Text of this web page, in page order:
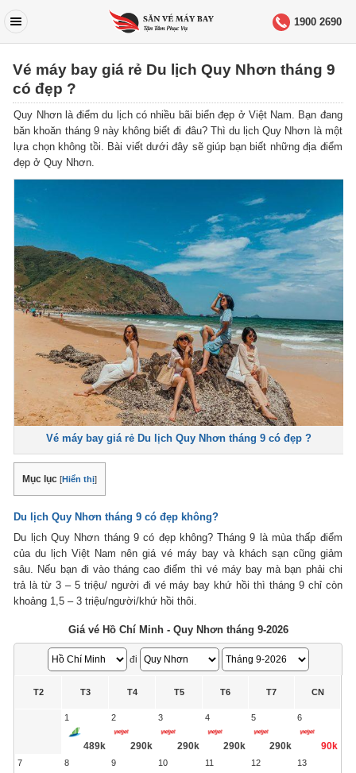
1900 2690
Vé máy bay giá rẻ Du lịch Quy Nhơn tháng 9
có đẹp ?
Quy Nhơn là điểm du lịch có nhiều bãi biển đẹp ở Việt Nam. Bạn đang
băn khoăn tháng 9 này không biết đi đâu? Thì du lịch Quy Nhơn là một
lựa chọn không tồi. Bài viết dưới đây sẽ giúp bạn biết những địa điểm
đẹp ở Quy Nhơn.
Vé máy bay giá rẻ Du lịch Quy Nhơn tháng 9 có đẹp ?
Mục lục [Hiển thị]
Du lịch Quy Nhơn tháng 9 có đẹp không?
Du lịch Quy Nhơn tháng 9 có đẹp không? Tháng 9 là mùa thấp điểm
của du lịch Việt Nam nên giá vé máy bay và khách sạn cũng giảm
sâu. Nếu bạn đi vào tháng cao điểm thì vé máy bay mà bạn phải chi
trả là từ 3 – 5 triệu/ người đi vé máy bay khứ hồi thì tháng 9 chỉ còn
khoảng 1,5 – 3 triệu/người/khứ hồi thôi.
Giá vé Hồ Chí Minh - Quy Nhơn tháng 9-2026
đi
T2 T3 T4 T5 T6 T7 CN
1
489k
2
290k
3
290k
4
290k
5
290k
6
90k
7 8 9 10 11 12 13